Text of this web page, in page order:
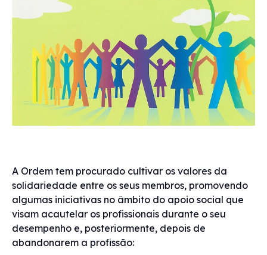
A Ordem tem procurado cultivar os valores da
solidariedade entre os seus membros, promovendo
algumas iniciativas no âmbito do apoio social que
visam acautelar os profissionais durante o seu
desempenho e, posteriormente, depois de
abandonarem a profissão: